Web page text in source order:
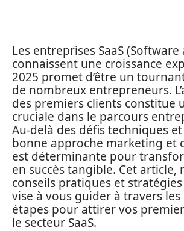
Les entreprises SaaS (Software
connaissent une croissance
2025 promet d’être un
de nombreux entrepreneurs.
des premiers clients constitue
cruciale dans le parcours
Au-delà des défis techniques
bonne approche marketing et
est déterminante pour
en succès tangible. Cet article,
conseils pratiques et
vise à vous guider à travers
étapes pour attirer vos
le secteur SaaS.